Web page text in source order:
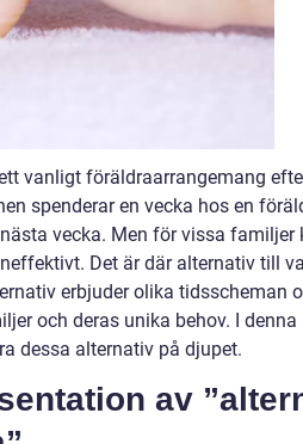
vanligt föräldraarrangemang
spenderar en vecka hos en
vecka. Men för vissa familjer
Det är där alternativ till
erbjuder olika tidsscheman
och deras unika behov. I denna
dessa alternativ på djupet.
av